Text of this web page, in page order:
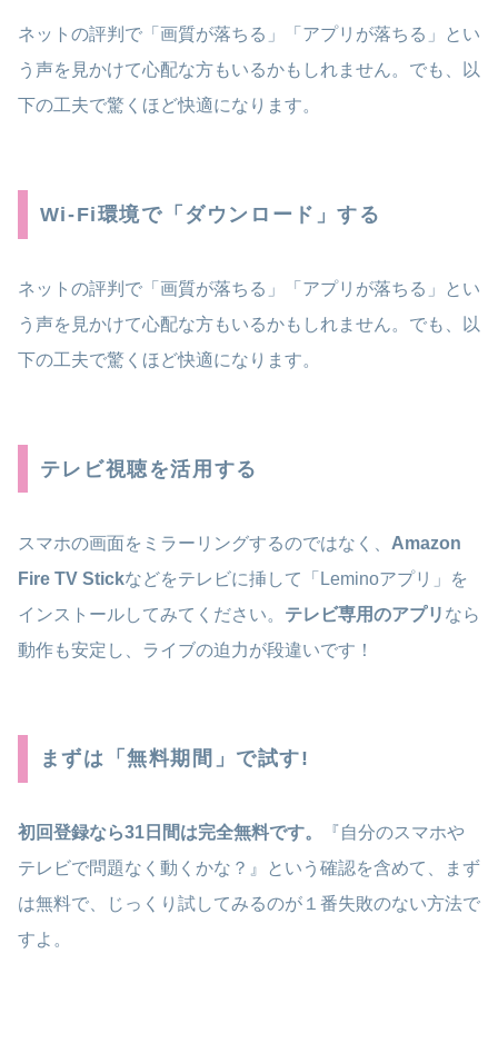
ネットの評判で「画質が落ちる」「アプリが落ちる」とい
う声を見かけて心配な方もいるかもしれません。でも、以
下の工夫で驚くほど快適になります。
Wi-Fi環境で「ダウンロード」する
ネットの評判で「画質が落ちる」「アプリが落ちる」とい
う声を見かけて心配な方もいるかもしれません。でも、以
下の工夫で驚くほど快適になります。
テレビ視聴を活用する
スマホの画面をミラーリングするのではなく、 Amazon
Fire TV Stickなどをテレビに挿して「Leminoアプリ」を
インストールしてみてください。 テレビ専用のアプリ なら
動作も安定し、ライブの迫力が段違いです！
まずは「無料期間」で試す!
初回登録なら31日間は完全無料です。
『自分のスマホや
テレビで問題なく動くかな？』という確認を含めて、まず
は無料で、じっくり試してみるのが１番失敗のない方法で
すよ。